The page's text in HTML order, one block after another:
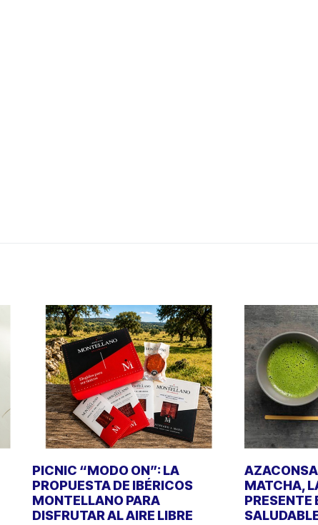
PICNIC “MODO ON”: LA
PROPUESTA DE IBÉRICOS
MONTELLANO PARA
DISFRUTAR AL AIRE LIBRE
MATCHA,
PRESENTE